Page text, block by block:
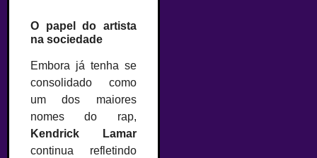
O papel do artista
na sociedade
Embora já tenha se
consolidado como
um dos maiores
nomes do rap,
Kendrick Lamar
continua refletindo